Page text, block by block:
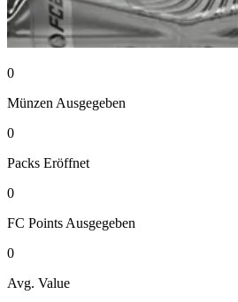
0
Münzen Ausgegeben
0
Packs Eröffnet
0
FC Points Ausgegeben
0
Avg. Value